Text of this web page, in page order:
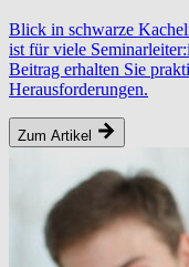
Blick in schwarze
ist für viele
Beitrag erhalten Sie
Herausforderungen.
Zum Artikel